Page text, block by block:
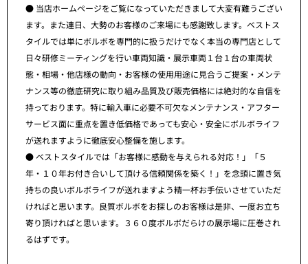
● 当店ホームページをご覧になっていただきまして大変有難うござい
ます。また連日、大勢のお客様のご来場にも感謝致します。ベストス
タイルでは単にボルボを専門的に扱うだけでなく本当の専門店として
日々研修ミーティングを行い車両知識・展示車両１台１台の車両状
態・相場・他店様の動向・お客様の使用用途に見合うご提案・メンテ
ナンス等の徹底研究に取り組み品質及び販売価格には絶対的な自信を
持っております。特に輸入車に必要不可欠なメンテナンス・アフター
サービス面に重点を置き低価格であっても安心・安全にボルボライフ
が送れますように徹底安心整備を施します。
● ベストスタイルでは「お客様に感動を与えられる対応！」「５
年・１０年お付き合いして頂ける信頼関係を築く！」を念頭に置き気
持ちの良いボルボライフが送れますよう精一杯お手伝いさせていただ
ければと思います。良質ボルボをお探しのお客様は是非、一度お立ち
寄り頂ければと思います。３６０度ボルボだらけの展示場に圧巻され
るはずです。